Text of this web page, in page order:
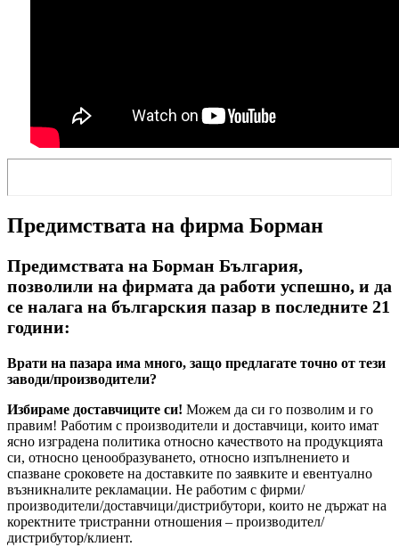
Предимствата на фирма Борман
Предимствата на Борман България,
позволили на фирмата да работи успешно, и да
се налага на българския пазар в последните 21
години:
Врати на пазара има много, защо предлагате точно от тези
заводи/производители?
Избираме доставчиците си! Можем да си го позволим и го
правим! Работим с производители и доставчици, които имат
ясно изградена политика относно качеството на продукцията
си, относно ценообразуването, относно изпълнението и
спазване сроковете на доставките по заявките и евентуално
възникналите рекламации. Не работим с фирми/
производители/доставчици/дистрибутори, които не държат на
коректните тристранни отношения – производител/
дистрибутор/клиент.